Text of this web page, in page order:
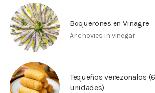
Boquerones en Vinagre
Anchovies in vinegar
Tequeños venezonalos (6
unidades)